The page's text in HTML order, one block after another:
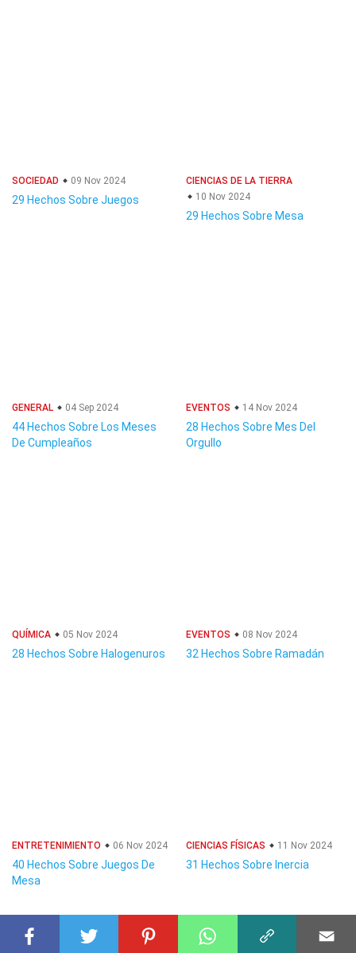
SOCIEDAD 09 Nov 2024
29 Hechos Sobre Juegos
CIENCIAS DE LA TIERRA
10 Nov 2024
29 Hechos Sobre Mesa
GENERAL 04 Sep 2024
44 Hechos Sobre Los Meses
De Cumpleaños
EVENTOS 14 Nov 2024
28 Hechos Sobre Mes Del
Orgullo
QUÍMICA 05 Nov 2024
28 Hechos Sobre Halogenuros
EVENTOS 08 Nov 2024
32 Hechos Sobre Ramadán
ENTRETENIMIENTO 06 Nov 2024
40 Hechos Sobre Juegos De
Mesa
CIENCIAS FÍSICAS 11 Nov 2024
31 Hechos Sobre Inercia